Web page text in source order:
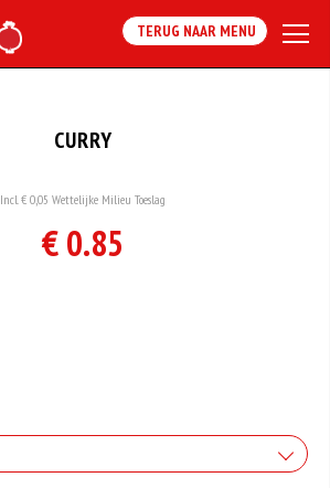
TERUG NAAR MENU
CURRY
Incl. € 0,05 Wettelijke Milieu Toeslag
€ 0.85